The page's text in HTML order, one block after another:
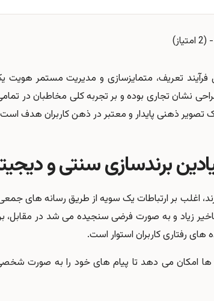
فرآیند تعریف، متمایزسازی و مدیریت مستمر هویت
نشان تجاری بوده و بر تجربه کلی مخاطبان در
یک تصویر ذهنی پایدار و معتبر در ذهن کاربران هدف
برندسازی سنتی و
اغلب بر ارتباطات یک سویه از طریق رسانه های
زیاد و به صورت فرضی سنجیده می شد در مقابل،
رفتاری کاربران استوار است.
ها امکان می دهد تا پیام های خود را به صورت